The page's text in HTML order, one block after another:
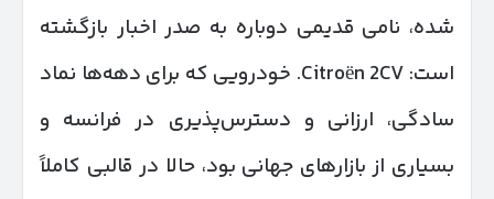
شده، نامی قدیمی دوباره به صدر اخبار بازگشته
است: Citroën 2CV. خودرویی که برای دهه‌ها نماد
سادگی، ارزانی و دسترس‌پذیری در فرانسه و
بسیاری از بازارهای جهانی بود، حالا در قالبی کاملاً